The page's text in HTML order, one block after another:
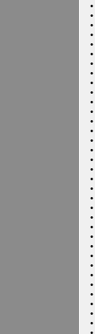
•
•
•
•
•
•
•
•
•
•
•
•
•
•
•
•
•
•
•
•
•
•
•
•
•
•
•
•
•
•
•
•
•
•